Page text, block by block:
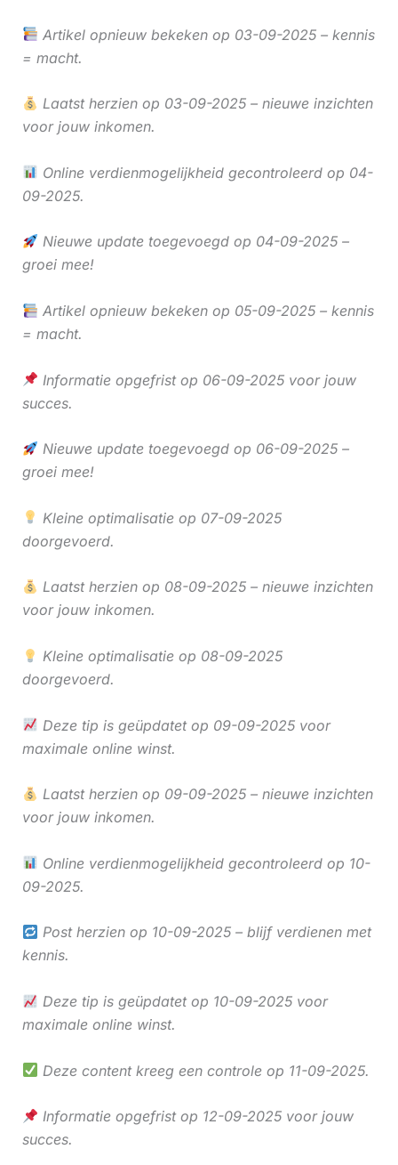
Artikel opnieuw bekeken op 03-09-2025 – kennis
= macht.
Laatst herzien op 03-09-2025 – nieuwe inzichten
voor jouw inkomen.
Online verdienmogelijkheid gecontroleerd op 04-
09-2025.
Nieuwe update toegevoegd op 04-09-2025 –
groei mee!
Artikel opnieuw bekeken op 05-09-2025 – kennis
= macht.
Informatie opgefrist op 06-09-2025 voor jouw
succes.
Nieuwe update toegevoegd op 06-09-2025 –
groei mee!
Kleine optimalisatie op 07-09-2025
doorgevoerd.
Laatst herzien op 08-09-2025 – nieuwe inzichten
voor jouw inkomen.
Kleine optimalisatie op 08-09-2025
doorgevoerd.
Deze tip is geüpdatet op 09-09-2025 voor
maximale online winst.
Laatst herzien op 09-09-2025 – nieuwe inzichten
voor jouw inkomen.
Online verdienmogelijkheid gecontroleerd op 10-
09-2025.
Post herzien op 10-09-2025 – blijf verdienen met
kennis.
Deze tip is geüpdatet op 10-09-2025 voor
maximale online winst.
Deze content kreeg een controle op 11-09-2025.
Informatie opgefrist op 12-09-2025 voor jouw
succes.